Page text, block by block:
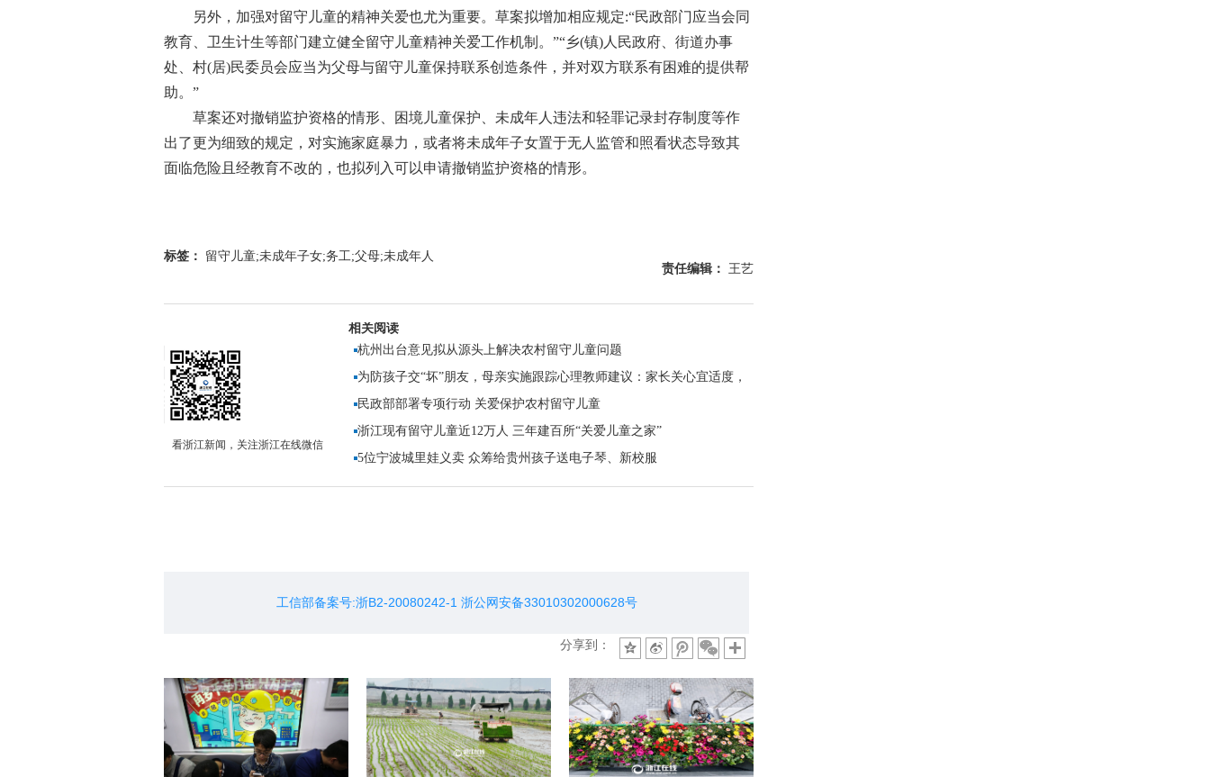
另外，加强对留守儿童的精神关爱也尤为重要。草案拟增加相应规定:“民政部门应当会同
教育、卫生计生等部门建立健全留守儿童精神关爱工作机制。”“乡(镇)人民政府、街道办事
处、村(居)民委员会应当为父母与留守儿童保持联系创造条件，并对双方联系有困难的提供帮
助。”
草案还对撤销监护资格的情形、困境儿童保护、未成年人违法和轻罪记录封存制度等作
出了更为细致的规定，对实施家庭暴力，或者将未成年子女置于无人监管和照看状态导致其
面临危险且经教育不改的，也拟列入可以申请撤销监护资格的情形。
责任编辑： 王艺
标签： 留守儿童;未成年子女;务工;父母;未成年人
看浙江新闻，关注浙江在线微信
相关阅读
杭州出台意见拟从源头上解决农村留守儿童问题
为防孩子交“坏”朋友，母亲实施跟踪心理教师建议：家长关心宜适度，
注意沟通方式
民政部部署专项行动 关爱保护农村留守儿童
浙江现有留守儿童近12万人 三年建百所“关爱儿童之家”
5位宁波城里娃义卖 众筹给贵州孩子送电子琴、新校服
分享到：